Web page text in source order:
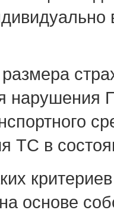
нарушения
ТС в
основе